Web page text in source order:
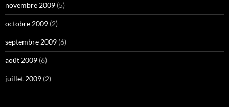
novembre 2009 (5)
octobre 2009 (2)
septembre 2009 (6)
août 2009 (6)
juillet 2009 (2)